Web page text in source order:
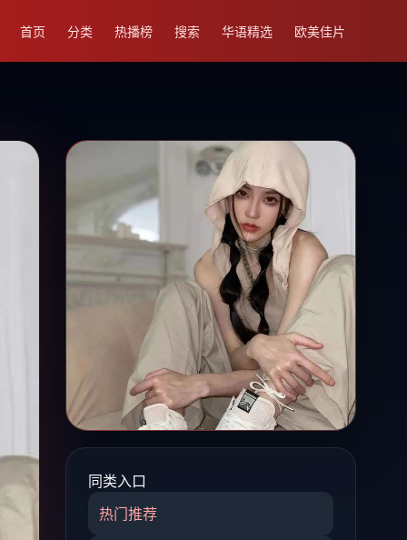
首页 分类 热播榜 搜索 华语精选 欧美佳片
同类入口
热门推荐